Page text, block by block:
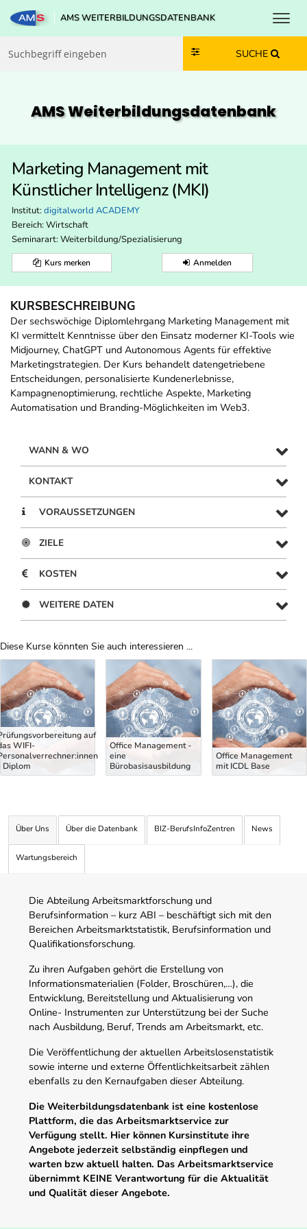
Zum Inhalt springen
Zum Navmenü springen
Zur Suche springen
Zur Footer springen
AMS WEITERBILDUNGSDATENBANK
SUCHE
AMS Weiterbildungs­datenbank
Marketing Management mit
Künstlicher Intelligenz (MKI)
Institut: digitalworld ACADEMY
Bereich: Wirtschaft
Seminarart: Weiterbildung/Spezialisierung
Kurs merken Anmelden
KURSBESCHREIBUNG
Der sechswöchige Diplomlehrgang Marketing Management mit
KI vermittelt Kenntnisse über den Einsatz moderner KI-Tools wie
Midjourney, ChatGPT und Autonomous Agents für effektive
Marketingstrategien. Der Kurs behandelt datengetriebene
Entscheidungen, personalisierte Kundenerlebnisse,
Kampagnenoptimierung, rechtliche Aspekte, Marketing
Automatisation und Branding-Möglichkeiten im Web3.
WANN & WO
KONTAKT
VORAUSSETZUNGEN
ZIELE
KOSTEN
WEITERE DATEN
Diese Kurse könnten Sie auch interessieren ...
Uber Weiterbildungsvorschläge
auf
WIFI-
Diplom
Office Management -
eine
Bürobasisausbildung
Office Management
mit ICDL Base
Über Uns Über die Datenbank BIZ-BerufsInfoZentren News
Wartungsbereich
Die Abteilung Arbeitsmarktforschung und
Berufsinformation – kurz ABI – beschäftigt sich mit den
Bereichen Arbeitsmarktstatistik, Berufsinformation und
Qualifikationsforschung.
Zu ihren Aufgaben gehört die Erstellung von
Informationsmaterialien (Folder, Broschüren,…), die
Entwicklung, Bereitstellung und Aktualisierung von
Online- Instrumenten zur Unterstützung bei der Suche
nach Ausbildung, Beruf, Trends am Arbeitsmarkt, etc.
Die Veröffentlichung der aktuellen Arbeitslosenstatistik
sowie interne und externe Öffentlichkeitsarbeit zählen
ebenfalls zu den Kernaufgaben dieser Abteilung.
Die Weiterbildungsdatenbank ist eine kostenlose
Plattform, die das Arbeitsmarktservice zur
Verfügung stellt. Hier können Kursinstitute ihre
Angebote jederzeit selbständig einpflegen und
warten bzw aktuell halten. Das Arbeitsmarktservice
übernimmt KEINE Verantwortung für die Aktualität
und Qualität dieser Angebote.